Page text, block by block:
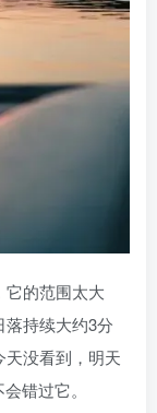
的范围太大
持续大约3分
没看到，明天
错过它。